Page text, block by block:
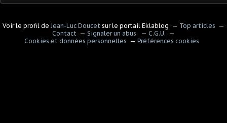
Voir le profil de Jean-Luc Doucet sur le portail Eklablog
Top articles
Contact
Signaler un abus
C.G.U.
Cookies et données personnelles
Préférences cookies